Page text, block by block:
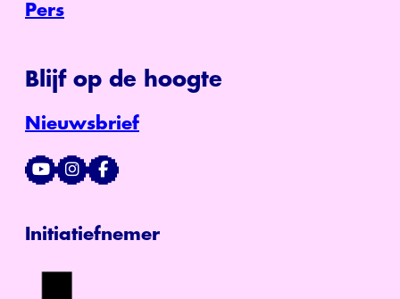
Pers
Blijf op de hoogte
Nieuwsbrief
Initiatiefnemer